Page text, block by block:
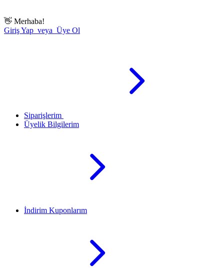
👋 Merhaba!
Giriş Yap veya Üye Ol
Siparişlerim
Üyelik Bilgilerim
İndirim Kuponlarım